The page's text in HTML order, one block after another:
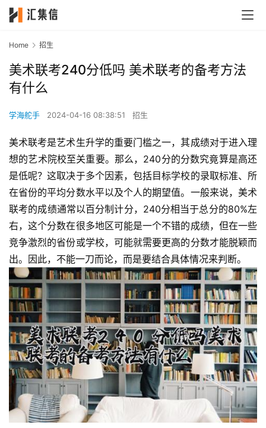
Home 招生
美术联考240分低吗 美术联考的备考方法
有什么
学海舵手 2024-04-16 08:38:51 招生
美术联考是艺术生升学的重要门槛之一，其成绩对于进入理
想的艺术院校至关重要。那么，240分的分数究竟算是高还
是低呢？这取决于多个因素，包括目标学校的录取标准、所
在省份的平均分数水平以及个人的期望值。一般来说，美术
联考的成绩通常以百分制计分，240分相当于总分的80%左
右，这个分数在很多地区可能是一个不错的成绩，但在一些
竞争激烈的省份或学校，可能就需要更高的分数才能脱颖而
出。因此，不能一刀而论，而是要结合具体情况来判断。